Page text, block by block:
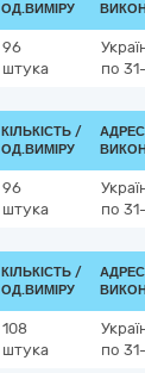
ОД.ВИМІРУ
96
штука
по
КІЛЬКІСТЬ /
ОД.ВИМІРУ
96
штука
по
КІЛЬКІСТЬ /
ОД.ВИМІРУ
108
штука
по